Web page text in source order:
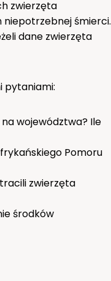
zwierzęta
niepotrzebnej śmierci.
dane zwierzęta
pytaniami:
województwa? Ile
Pomoru
zwierzęta
środków